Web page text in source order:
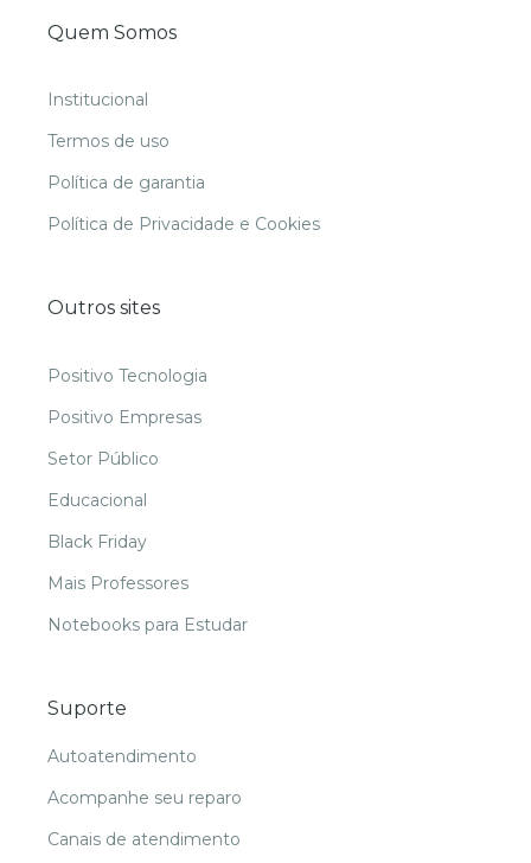
Quem Somos
Institucional
Termos de uso
Política de garantia
Política de Privacidade e Cookies
Outros sites
Positivo Tecnologia
Positivo Empresas
Setor Público
Educacional
Black Friday
Mais Professores
Notebooks para Estudar
Suporte
Autoatendimento
Acompanhe seu reparo
Canais de atendimento